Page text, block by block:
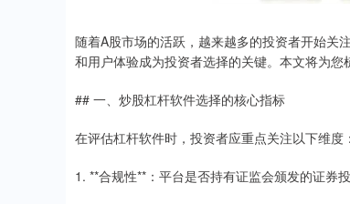
随着A股市场的活跃，越来越多的投资者开始关
和用户体验成为投资者选择的关键。本文将为
## 一、炒股杠杆软件选择的核心指标
在评估杠杆软件时，投资者应重点关注以下维度：
1. **合规性**：平台是否持有证监会颁发的证券